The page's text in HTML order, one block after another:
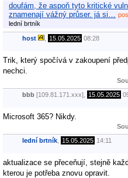
doufám, že aspoň tyto kritické
znamenají vážný průser. já si…
lední brtník
host 15.05.2025 08:28
Trik, který spočívá v zakoupení
nechci.
bbb [109.81.171.xxx], 15.05.2025
Microsoft 365? Nikdy.
lední brtník 15.05.2025 14:11
aktualizace se přeceňují, stejně
kterou je potřeba znovu opravit.